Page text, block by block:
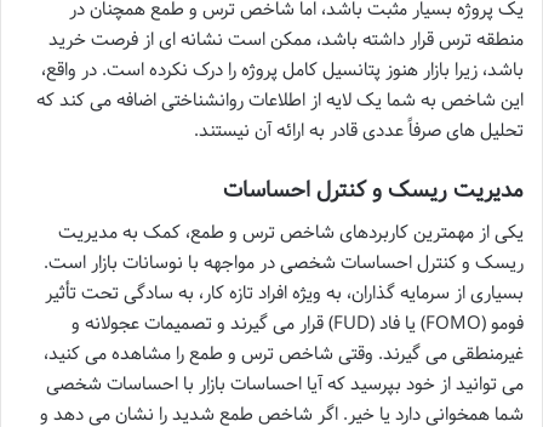
یک پروژه بسیار مثبت باشد، اما شاخص ترس و طمع همچنان در
منطقه ترس قرار داشته باشد، ممکن است نشانه ای از فرصت خرید
باشد، زیرا بازار هنوز پتانسیل کامل پروژه را درک نکرده است. در واقع،
این شاخص به شما یک لایه از اطلاعات روانشناختی اضافه می کند که
تحلیل های صرفاً عددی قادر به ارائه آن نیستند.
مدیریت ریسک و کنترل احساسات
یکی از مهمترین کاربردهای شاخص ترس و طمع، کمک به مدیریت
ریسک و کنترل احساسات شخصی در مواجهه با نوسانات بازار است.
بسیاری از سرمایه گذاران، به ویژه افراد تازه کار، به سادگی تحت تأثیر
فومو (FOMO) یا فاد (FUD) قرار می گیرند و تصمیمات عجولانه و
غیرمنطقی می گیرند. وقتی شاخص ترس و طمع را مشاهده می کنید،
می توانید از خود بپرسید که آیا احساسات بازار با احساسات شخصی
شما همخوانی دارد یا خیر. اگر شاخص طمع شدید را نشان می دهد و